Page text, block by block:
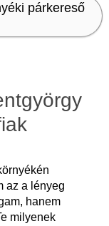
párkereső
az a lényeg
hanem
milyenek